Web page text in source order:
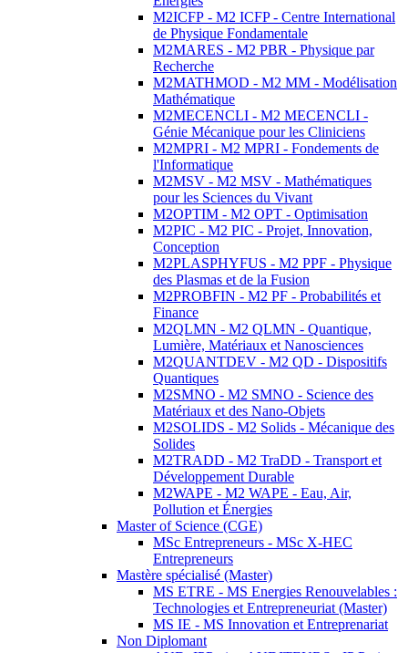
M2ICFP - M2 ICFP - Centre International
de Physique Fondamentale
M2MARES - M2 PBR - Physique par
Recherche
M2MATHMOD - M2 MM - Modélisation
Mathématique
M2MECENCLI - M2 MECENCLI -
Génie Mécanique pour les Cliniciens
M2MPRI - M2 MPRI - Fondements de
l'Informatique
M2MSV - M2 MSV - Mathématiques
pour les Sciences du Vivant
M2OPTIM - M2 OPT - Optimisation
M2PIC - M2 PIC - Projet, Innovation,
Conception
M2PLASPHYFUS - M2 PPF - Physique
des Plasmas et de la Fusion
M2PROBFIN - M2 PF - Probabilités et
Finance
M2QLMN - M2 QLMN - Quantique,
Lumière, Matériaux et Nanosciences
M2QUANTDEV - M2 QD - Dispositifs
Quantiques
M2SMNO - M2 SMNO - Science des
Matériaux et des Nano-Objets
M2SOLIDS - M2 Solids - Mécanique des
Solides
M2TRADD - M2 TraDD - Transport et
Développement Durable
M2WAPE - M2 WAPE - Eau, Air,
Pollution et Énergies
Master of Science (CGE)
MSc Entrepreneurs - MSc X-HEC
Entrepreneurs
Mastère spécialisé (Master)
MS ETRE - MS Energies Renouvelables :
Technologies et Entrepreneuriat (Master)
MS IE - MS Innovation et Entreprenariat
Non Diplomant